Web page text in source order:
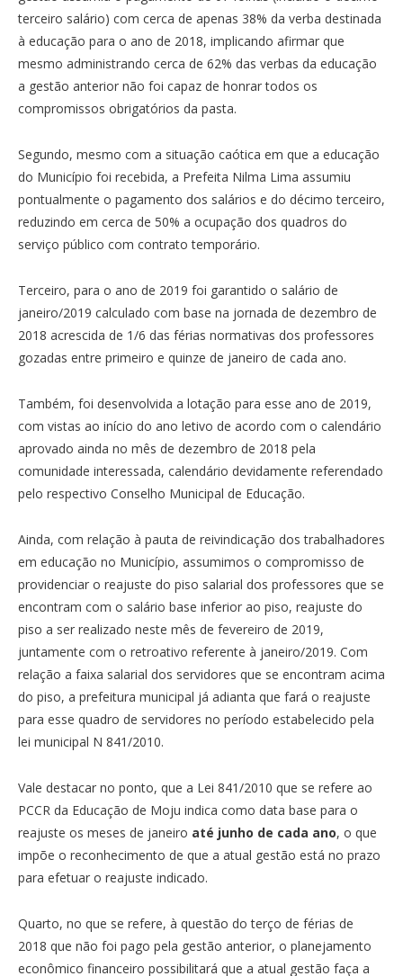
terceiro salário) com cerca de apenas 38% da verba destinada
à educação para o ano de 2018, implicando afirmar que
mesmo administrando cerca de 62% das verbas da educação
a gestão anterior não foi capaz de honrar todos os
compromissos obrigatórios da pasta.
Segundo, mesmo com a situação caótica em que a educação
do Município foi recebida, a Prefeita Nilma Lima assumiu
pontualmente o pagamento dos salários e do décimo terceiro,
reduzindo em cerca de 50% a ocupação dos quadros do
serviço público com contrato temporário.
Terceiro, para o ano de 2019 foi garantido o salário de
janeiro/2019 calculado com base na jornada de dezembro de
2018 acrescida de 1/6 das férias normativas dos professores
gozadas entre primeiro e quinze de janeiro de cada ano.
Também, foi desenvolvida a lotação para esse ano de 2019,
com vistas ao início do ano letivo de acordo com o calendário
aprovado ainda no mês de dezembro de 2018 pela
comunidade interessada, calendário devidamente referendado
pelo respectivo Conselho Municipal de Educação.
Ainda, com relação à pauta de reivindicação dos trabalhadores
em educação no Município, assumimos o compromisso de
providenciar o reajuste do piso salarial dos professores que se
encontram com o salário base inferior ao piso, reajuste do
piso a ser realizado neste mês de fevereiro de 2019,
juntamente com o retroativo referente à janeiro/2019. Com
relação a faixa salarial dos servidores que se encontram acima
do piso, a prefeitura municipal já adianta que fará o reajuste
para esse quadro de servidores no período estabelecido pela
lei municipal N 841/2010.
Vale destacar no ponto, que a Lei 841/2010 que se refere ao
PCCR da Educação de Moju indica como data base para o
reajuste os meses de janeiro até junho de cada ano, o que
impõe o reconhecimento de que a atual gestão está no prazo
para efetuar o reajuste indicado.
Quarto, no que se refere, à questão do terço de férias de
2018 que não foi pago pela gestão anterior, o planejamento
econômico financeiro possibilitará que a atual gestão faça a